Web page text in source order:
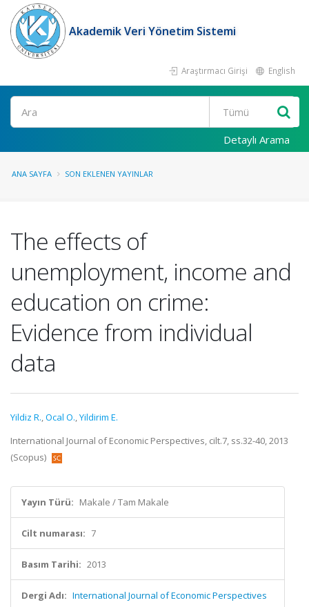
Akademik Veri Yönetim Sistemi
Araştırmacı Girişi English
Ara
Detaylı Arama
ANA SAYFA SON EKLENEN YAYINLAR
The effects of
unemployment, income and
education on crime:
Evidence from individual
data
Yildiz R.,Ocal O.,Yildirim E.
International Journal of Economic Perspectives, cilt.7, ss.32-40, 2013
(Scopus)
Yayın Türü: Makale / Tam Makale
Cilt numarası: 7
Basım Tarihi: 2013
Dergi Adı: International Journal of Economic Perspectives